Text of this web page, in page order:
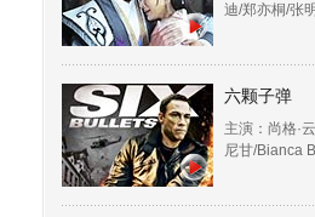
迪/郑亦桐/张
六颗子弹
主演：尚格·
尼甘/Bianca